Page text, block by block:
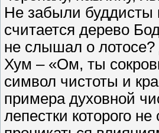
Не забыли
считается дерево
не слышал о
Хум – «Ом, ты
символ чистоты и
примера духовной
лепестки которого